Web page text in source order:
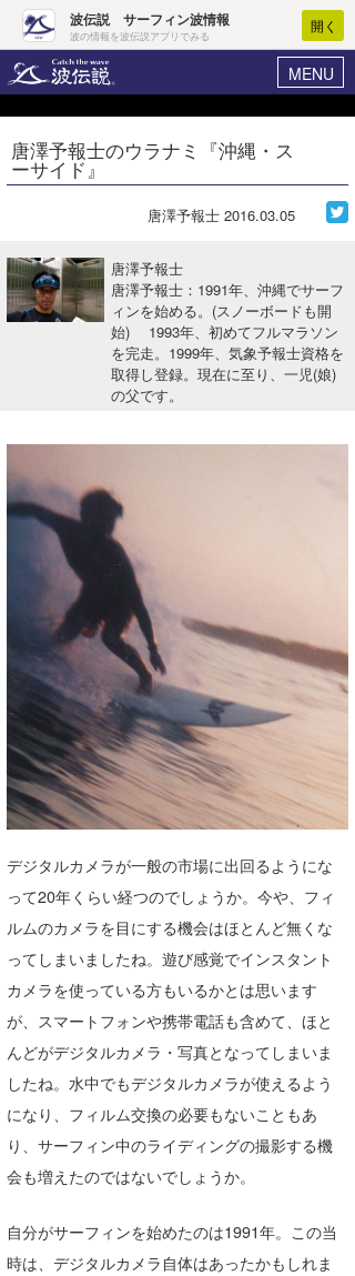
波伝説 サーフィン波情報
波の情報を波伝説アプリでみる
開く
MENU
ヘルプ マイホーム
ログイン
波情報･概況
WAVE HUNTER 波予想ツール
今月のプレゼント
唐澤予報士のウラナミ『沖縄・ス
ーサイド』
唐澤予報士 2016.03.05
唐澤予報士
唐澤予報士：1991年、沖縄でサーフ
ィンを始める。(スノーボードも開
始) 1993年、初めてフルマラソン
を完走。1999年、気象予報士資格を
取得し登録。現在に至り、一児(娘)
の父です。
デジタルカメラが一般の市場に出回るようにな
って20年くらい経つのでしょうか。今や、フィ
ルムのカメラを目にする機会はほとんど無くな
ってしまいましたね。遊び感覚でインスタント
カメラを使っている方もいるかとは思います
が、スマートフォンや携帯電話も含めて、ほと
んどがデジタルカメラ・写真となってしまいま
したね。水中でもデジタルカメラが使えるよう
になり、フィルム交換の必要もないこともあ
り、サーフィン中のライディングの撮影する機
会も増えたのではないでしょうか。
自分がサーフィンを始めたのは1991年。この当
時は、デジタルカメラ自体はあったかもしれま
Core Surf Japan
アート＆エンタメ
湘南
千葉北
伊豆
千葉南
大阪
四国
沖縄
お知らせ
その他
ルール＆How to
VOTE!
サーファーズ
ライター/寄稿メディア
Core Surf Japan
Naoya Kimoto
mitsuteru Kamio
Yasunari Inoue
arukasvision
メディア
SURFMEDIA
Colors MAGAZINE
波伝説アンバサダー/プロライダー
福島寿実子
嵯峨明日香
波伝説スタッフ
+☆maki☆+